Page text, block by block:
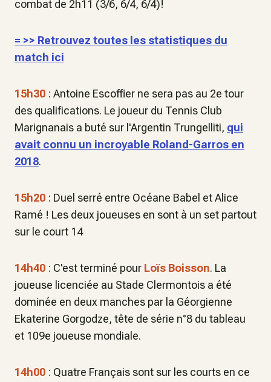
combat de 2h11 (3/6, 6/4, 6/4)!
= >> Retrouvez toutes les statistiques du
match ici
15h30 : Antoine Escoffier ne sera pas au 2e tour
des qualifications. Le joueur du Tennis Club
Marignanais a buté sur l'Argentin Trungelliti, qui
avait connu un incroyable Roland-Garros en
2018.
15h20 : Duel serré entre Océane Babel et Alice
Ramé ! Les deux joueuses en sont à un set partout
sur le court 14
14h40 : C'est terminé pour Loïs Boisson. La
joueuse licenciée au Stade Clermontois a été
dominée en deux manches par la Géorgienne
Ekaterine Gorgodze, tête de série n°8 du tableau
et 109e joueuse mondiale.
14h00 : Quatre Français sont sur les courts en ce